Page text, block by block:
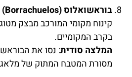
בוראשואלוס (Borrachuelos)
קינוח מקומי המורכב מבצק
בקרב המקומיים.
המלצה סודית: נסו את
מסורת המטבח המתוק של